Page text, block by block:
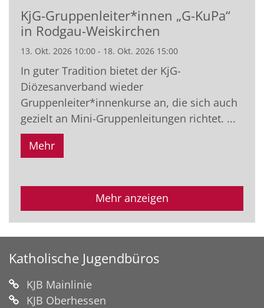
Datum: 13. Oktober 2026
KjG-Gruppenleiter*innen „G-KuPa“
in Rodgau-Weiskirchen
13. Okt. 2026 10:00 - 18. Okt. 2026 15:00
In guter Tradition bietet der KjG-
Diözesanverband wieder
Gruppenleiter*innenkurse an, die sich auch
gezielt an Mini-Gruppenleitungen richtet. ...
Mehr
Mehr anzeigen
Katholische Jugendbüros
KJB Mainlinie
KJB Oberhessen